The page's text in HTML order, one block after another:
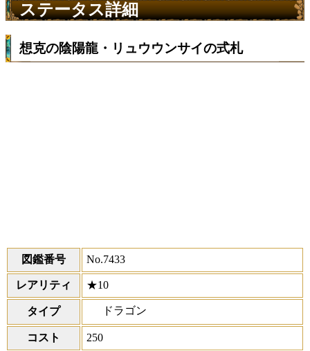
ステータス詳細
想克の陰陽龍・リュウウンサイの式札
図鑑番号 No.7433
レアリティ ★10
タイプ ドラゴン
コスト 250